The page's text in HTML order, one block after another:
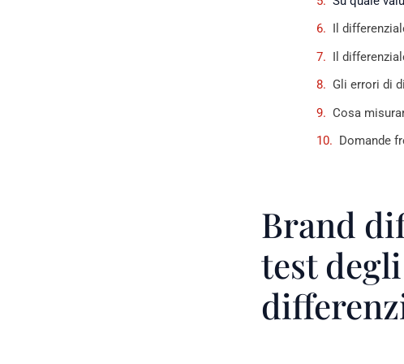
Il
Il
Gli errori di
Cosa
Domande
Brand
test